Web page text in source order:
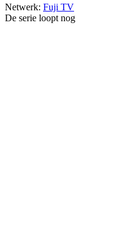
Netwerk: Fuji TV
De serie loopt nog